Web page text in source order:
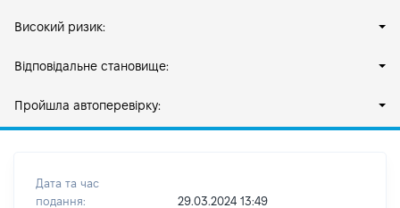
Високий ризик:
Відповідальне становище:
Пройшла автоперевірку:
Дата та час
подання:
29.03.2024 13:49